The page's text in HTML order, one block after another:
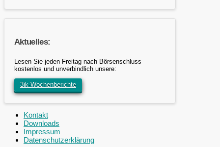
Aktuelles:
Lesen Sie jeden Freitag nach Börsenschluss
kostenlos und unverbindlich unsere:
3ik-Wochenberichte
Kontakt
Downloads
Impressum
Datenschutzerklärung